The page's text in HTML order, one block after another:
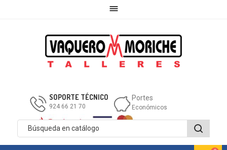

SOPORTE TÉCNICO
924 66 21 70
Portes
Económicos